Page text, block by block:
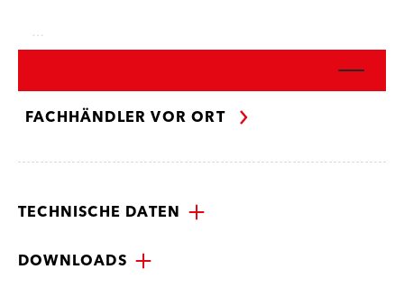
…
FACHHÄNDLER VOR ORT
TECHNISCHE DATEN
DOWNLOADS